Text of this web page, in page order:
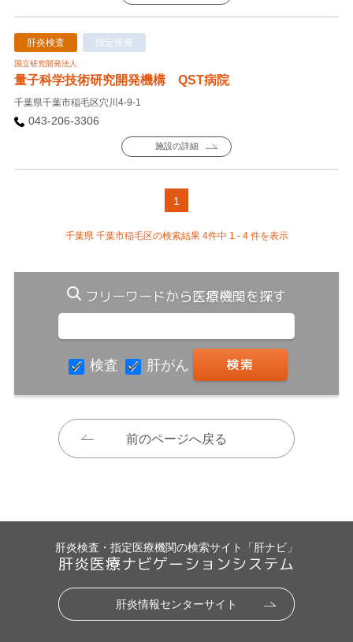
肝炎検査 指定医療
国立研究開発法人
量子科学技術研究開発機構 QST病院
千葉県千葉市稲毛区穴川4-9-1
043-206-3306
施設の詳細
1
千葉県 千葉市稲毛区の検索結果 4件中 1 - 4 件を表示
フリーワードから医療機関を探す
検査 肝がん
前のページへ戻る
肝炎検査・指定医療機関の検索サイト「肝ナビ」
肝炎医療ナビゲーションシステム
肝炎情報センターサイト